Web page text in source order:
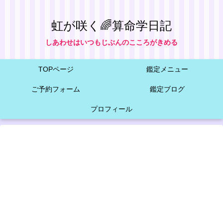
虹が咲く🌈算命学日記
しあわせはいつもじぶんのこころがきめる
TOPページ 鑑定メニュー
ご予約フォーム 鑑定ブログ
プロフィール